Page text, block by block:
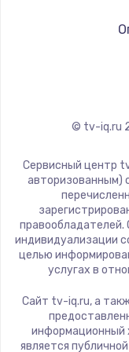
© tv-iq.ru
Сервисный центр
авторизованным)
правообладателей.
индивидуализации
целью
услугах в
Сайт tv-iq.ru, а
информационный
является